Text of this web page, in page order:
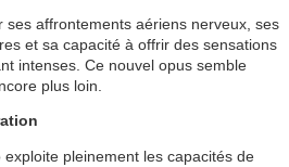
affrontements aériens nerveux, ses
et sa capacité à offrir des sensations
intenses. Ce nouvel opus semble
plus loin.
pleinement les capacités de